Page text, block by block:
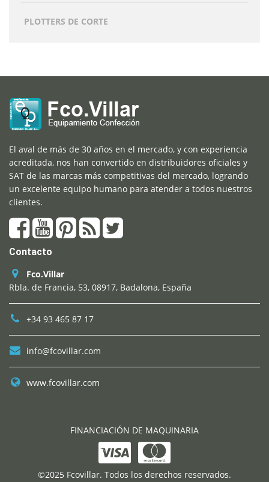
PLOTTERS DE CORTE
El aval de más de 30 años en el mercado, y con experiencia
acreditada, nos han convertido en distribuidores oficiales y
SAT de las marcas más competitivas del mercado, logrando
un excelente equipo humano para atender a todos nuestros
clientes.
Contacto
Fco.Villar
Rbla. de Francia, 53, 08917, Badalona, España
+34 93 465 87 17
info@fcovillar.com
www.fcovillar.com
FINANCIACIÓN DE MAQUINARIA
©2025 Fcovillar. Todos los derechos reservados.